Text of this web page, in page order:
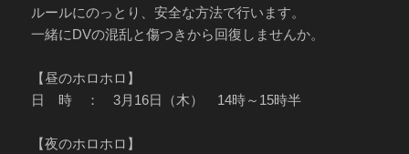
ルールにのっとり、安全な方法で行います。
一緒にDVの混乱と傷つきから回復しませんか。
【昼のホロホロ】
日 時 ： 3月16日（木） 14時～15時半
【夜のホロホロ】